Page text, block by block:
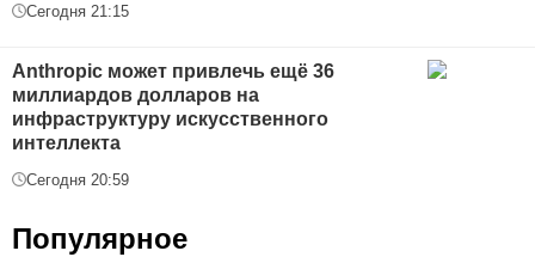
Сегодня 21:15
Anthropic может привлечь ещё 36
миллиардов долларов на
инфраструктуру искусственного
интеллекта
Сегодня 20:59
Популярное